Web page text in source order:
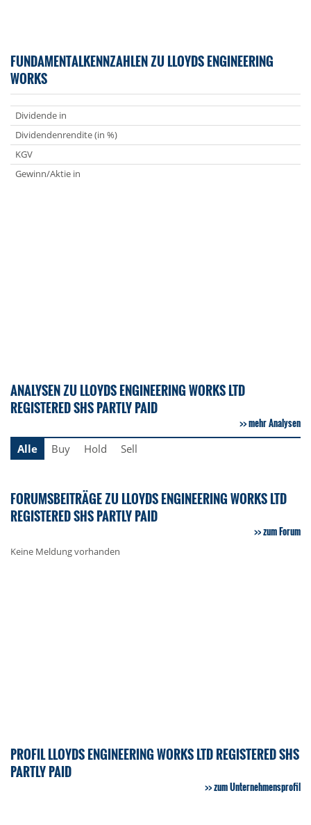
FUNDAMENTALKENNZAHLEN ZU LLOYDS ENGINEERING
WORKS
Dividende in
Dividendenrendite (in %)
KGV
Gewinn/Aktie in
ANALYSEN ZU LLOYDS ENGINEERING WORKS LTD
REGISTERED SHS PARTLY PAID
mehr Analysen
Alle
Buy Hold Sell
FORUMSBEITRÄGE ZU LLOYDS ENGINEERING WORKS LTD
REGISTERED SHS PARTLY PAID
zum Forum
Keine Meldung vorhanden
PROFIL LLOYDS ENGINEERING WORKS LTD REGISTERED SHS
PARTLY PAID
zum Unternehmensprofil